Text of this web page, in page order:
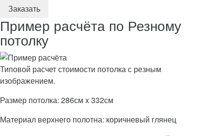
Пример расчёта по Резному
потолку
Типовой расчет стоимости потолка с резным
изображением.
Размер потолка: 286см x 332см
Материал верхнего полотна: коричневый глянец